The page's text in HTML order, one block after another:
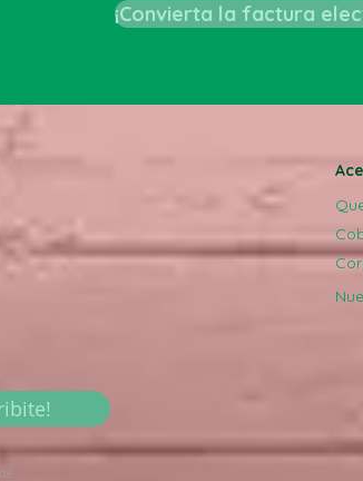
¡Convierta la factura